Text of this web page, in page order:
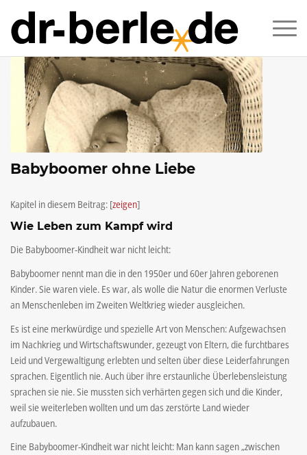
Babyboomer ohne Liebe
Kapitel in diesem Beitrag: [zeigen]
Wie Leben zum Kampf wird
Die Babyboomer-Kindheit war nicht leicht:
Babyboomer nennt man die in den 1950er und 60er Jahren geborenen
Kinder. Sie waren viele. Es war, als wolle die Natur die enormen Verluste
an Menschenleben im Zweiten Weltkrieg wieder ausgleichen.
Es ist eine merkwürdige und spezielle Art von Menschen: Aufgewachsen
im Nachkrieg und Wirtschaftswunder, gezeugt von Eltern, die furchtbares
Leid und Vergewaltigung erlebten und selten über diese Leiderfahrungen
sprachen. Eigentlich nie. Auch über ihre erstaunliche Überlebensleistung
sprachen sie nie. Sie mussten sich verhärten gegen sich und die Kinder,
weil sie weiterleben wollten und um das zerstörte Land wieder
aufzubauen.
Eine Babyboomer-Kindheit war nicht leicht: Man kann sagen „zwischen